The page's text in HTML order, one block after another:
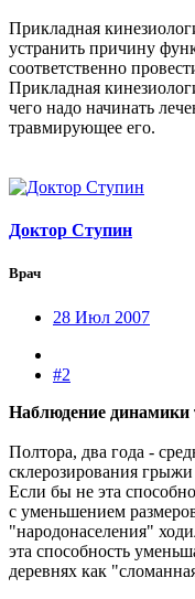
Прикладная
устранить причину
соответственно
Прикладная
чего надо начинать
травмирующее его.
Доктор Ступин
Врач
28 Июл 2007
#2
Наблюдение динамики
Полтора, два года -
склерозирования
Если бы не эта
с уменьшением
"народонаселения"
эта способность
деревнях как